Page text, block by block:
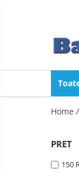
Toate
Camere de
Articole Pentru
Monitoare video
Camere auto DVR
Home /
PRET
150